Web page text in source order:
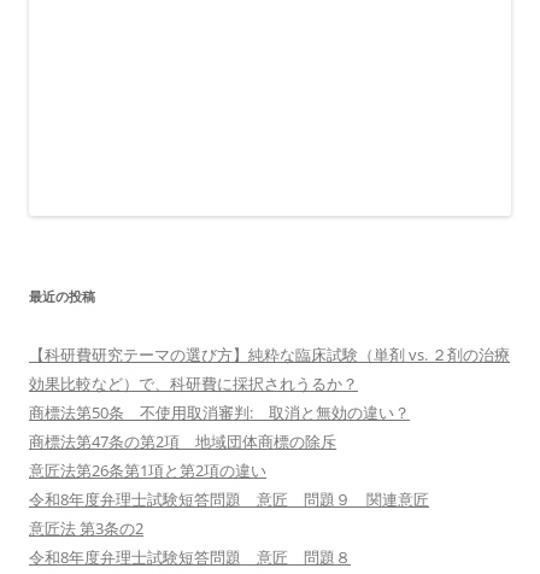
最近の投稿
【科研費研究テーマの選び方】純粋な臨床試験（単剤 vs. ２剤の治療
効果比較など）で、科研費に採択されうるか？
商標法第50条 不使用取消審判: 取消と無効の違い？
商標法第47条の第2項 地域団体商標の除斥
意匠法第26条第1項と第2項の違い
令和8年度弁理士試験短答問題 意匠 問題９ 関連意匠
意匠法 第3条の2
令和8年度弁理士試験短答問題 意匠 問題８